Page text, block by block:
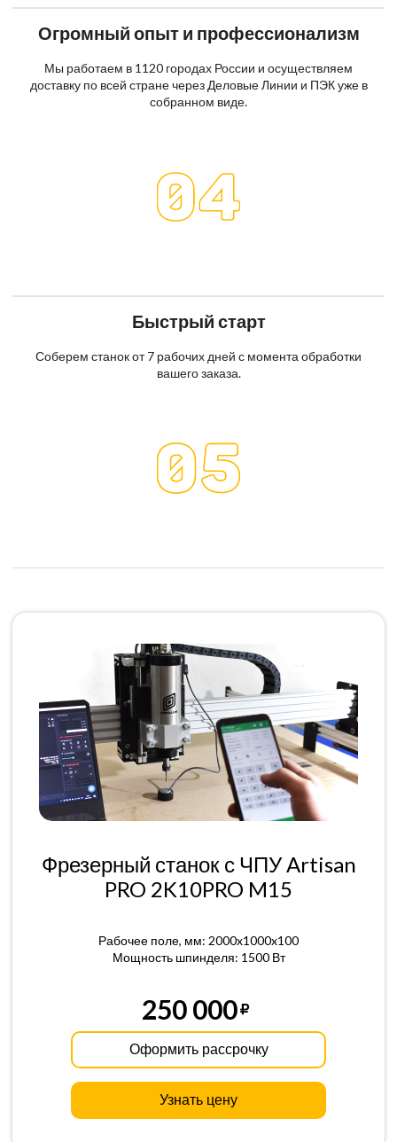
Огромный опыт и профессионализм
Мы работаем в 1120 городах России и осуществляем
доставку по всей стране через Деловые Линии и ПЭК уже в
собранном виде.
Быстрый старт
Соберем станок от 7 рабочих дней с момента обработки
вашего заказа.
Фрезерный станок с ЧПУ Artisan
PRO 2K10PRO M15
Рабочее поле, мм: 2000x1000x100
Мощность шпинделя: 1500 Вт
250 000
Оформить рассрочку
Узнать цену